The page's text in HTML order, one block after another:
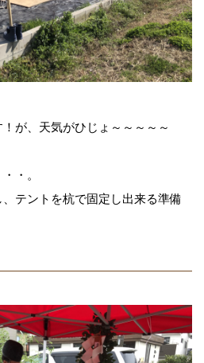
が、天気がひじょ～～～～～
・。
テントを杭で固定し出来る準備